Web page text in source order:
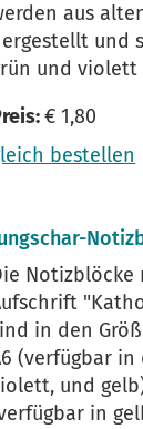
aus
und
und
€ 1,80
bestellen
Notizblöcke
in den
(verfügbar
und
in